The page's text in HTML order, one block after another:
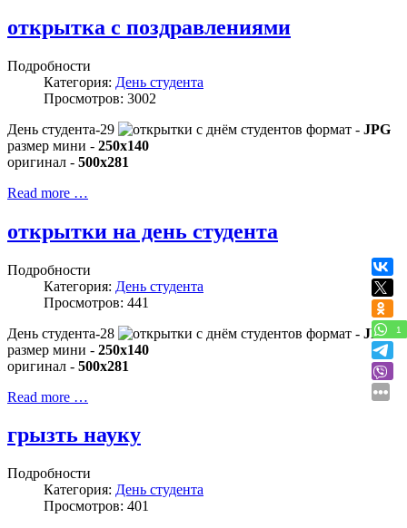
открытка с поздравлениями
Подробности
Категория: День студента
Просмотров: 3002
День студента-29
формат - JPG
размер мини - 250x140
оригинал - 500x281
Read more …
открытки на день студента
Подробности
Категория: День студента
Просмотров: 441
День студента-28
формат - JPG
размер мини - 250x140
оригинал - 500x281
Read more …
грызть науку
Подробности
Категория: День студента
Просмотров: 401
1